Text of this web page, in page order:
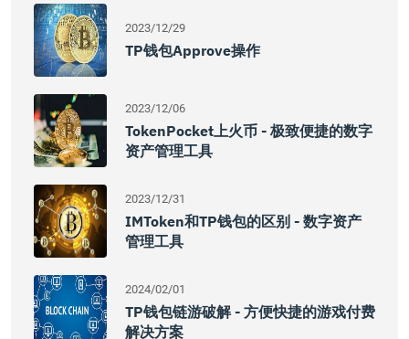
2023/12/29
TP钱包approve操作
2023/12/06
TokenPocket上火币 - 极致便捷的数字
资产管理工具
2023/12/31
IMToken和TP钱包的区别 - 数字资产
管理工具
2024/02/01
TP钱包链游破解 - 方便快捷的游戏付费
解决方案